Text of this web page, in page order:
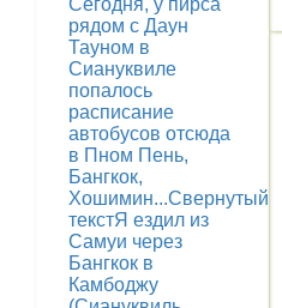
рядом с Даун
Тауном в
Сиануквиле
попалось
расписание
автобусов отсюда
в Пном Пень,
Бангкок,
Хошимин...Свернутый
текстЯ ездил из
Самуи через
Бангкок в
Камбоджу